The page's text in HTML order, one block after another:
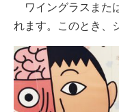
ワイングラスまた
れます。このとき、